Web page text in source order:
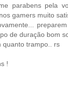
parabens pela
gamers muito
de duração bom
quanto trampo.. rs
!